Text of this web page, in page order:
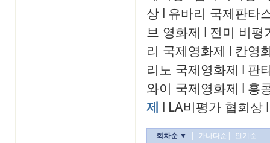
상 l 유바리 국제판타
브 영화제 l 전미 비평
리 국제영화제 l 칸영
리노 국제영화제 l 판
와이 국제영화제 l 홍
제 l LA비평가 협회상 l
회차순 ▼ | 가나다순 | 인기순